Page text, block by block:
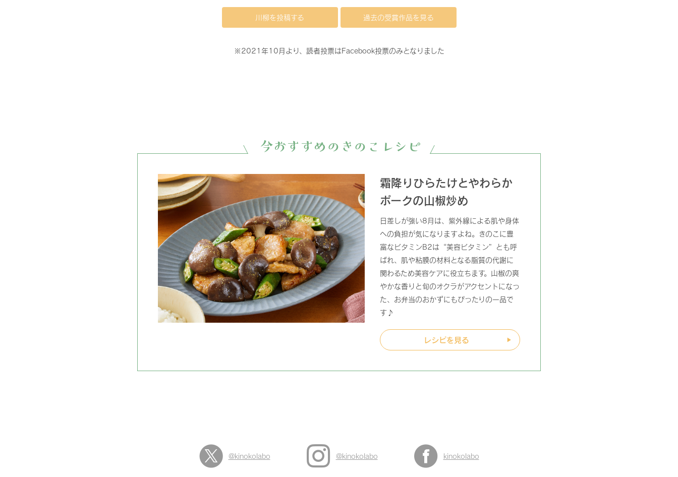
川柳を投稿する 過去の受賞作品を見る
※2021年10月より、読者投票はFacebook投票のみとなりました
今おすすめのきのこレシピ
霜降りひらたけとやわらか
ポークの山椒炒め
日差しが強い8月は、紫外線による肌や身体
への負担が気になりますよね。きのこに豊
富なビタミンB2は“美容ビタミン”とも呼
ばれ、肌や粘膜の材料となる脂質の代謝に
関わるため美容ケアに役立ちます。山椒の爽
やかな香りと旬のオクラがアクセントになっ
た、お弁当のおかずにもぴったりの一品で
す♪
レシピを見る
@kinokolabo @kinokolabo kinokolabo